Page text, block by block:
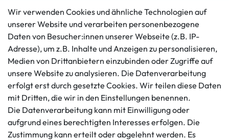
Kundenservice
+49 421 596586
Mo. - Fr. 9 - 16 Uhr
info@gameworld.de
Kontaktformular
Rechtliches
AGB
Impressum
Datenschutzerklärung
Barrierefreiheitserklärung
Widerrufs­recht
Vertrag widerrufen
Informationen Zahlungsmöglichkeiten
Wir verwenden Cookies und ähnliche Technologien auf
unserer Website und verarbeiten personenbezogene
Daten von Besucher:innen unserer Webseite (z.B. IP-
Adresse), um z.B. Inhalte und Anzeigen zu personalisieren,
Medien von Drittanbietern einzubinden oder Zugriffe auf
unsere Website zu analysieren. Die Datenverarbeitung
erfolgt erst durch gesetzte Cookies. Wir teilen diese Daten
mit Dritten, die wir in den Einstellungen benennen.
Die Datenverarbeitung kann mit Einwilligung oder
aufgrund eines berechtigten Interesses erfolgen. Die
Zustimmung kann erteilt oder abgelehnt werden. Es